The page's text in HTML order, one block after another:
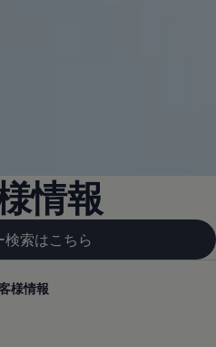
情報
検索はこちら
様情報